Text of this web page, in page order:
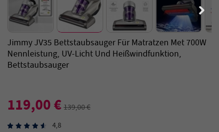
Jimmy JV35 Bettstaubsauger Für Matratzen Met 700W
Nennleistung, UV-Licht Und Heißwindfunktion,
Bettstaubsauger
119,00 €139,00 €
4,8